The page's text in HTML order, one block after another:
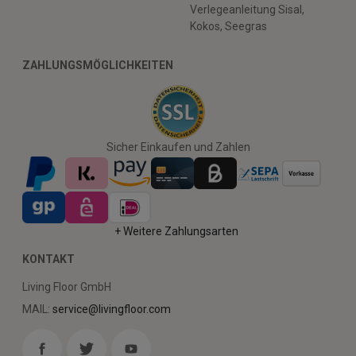
Verlegeanleitung Sisal,
Kokos, Seegras
ZAHLUNGSMÖGLICHKEITEN
Sicher Einkaufen und Zahlen
+ Weitere Zahlungsarten
KONTAKT
Living Floor GmbH
MAIL: service@livingfloor.com